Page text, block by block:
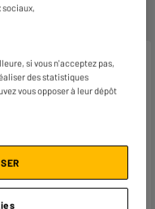
CONNECTED
PRIX BAS
si vous n'acceptez pas,
des statistiques
vous opposer à leur dépôt